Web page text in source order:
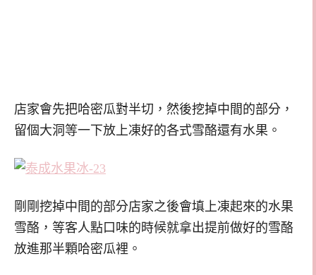
店家會先把哈密瓜對半切，然後挖掉中間的部分，
留個大洞等一下放上凍好的各式雪酪還有水果。
剛剛挖掉中間的部分店家之後會填上凍起來的水果
雪酪，等客人點口味的時候就拿出提前做好的雪酪
放進那半顆哈密瓜裡。